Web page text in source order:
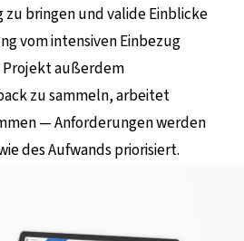
zu bringen und valide Einblicke
vom intensiven Einbezug
Projekt außerdem
zu sammeln, arbeitet
— Anforderungen werden
des Aufwands priorisiert.